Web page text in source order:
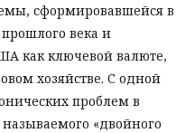
сформировавшейся в
века и
как ключевой валюте,
хозяйстве. С одной
проблем в
«двойного